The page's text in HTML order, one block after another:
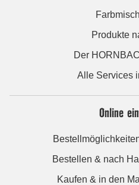
Produkte
Der
Alle Services
Online
Bestellen & nach
Kaufen & in den